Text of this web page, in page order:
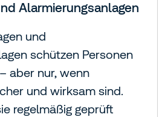
Alarmierungsanlagen
und
schützen Personen
aber nur, wenn
und wirksam sind.
regelmäßig geprüft